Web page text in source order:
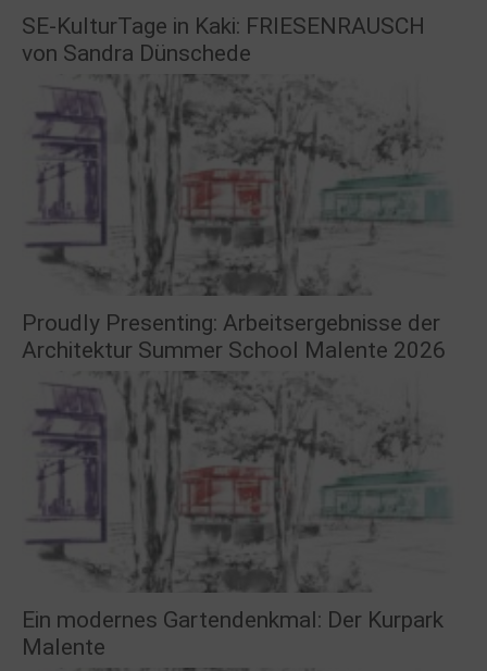
SE-KulturTage in Kaki: FRIESENRAUSCH
von Sandra Dünschede
Proudly Presenting: Arbeitsergebnisse der
Architektur Summer School Malente 2026
Ein modernes Gartendenkmal: Der Kurpark
Malente